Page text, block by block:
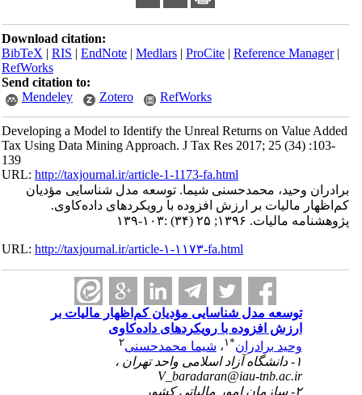
Download citation:
BibTeX|RIS|EndNote|Medlars|ProCite|Reference Manager
RefWorks
Send citation to:
Mendeley
Zotero RefWorks
Developing a Model to Identify the Unreal Returns on Value Added
Tax Using Data Mining Approach. J Tax Res 2017; 25 (34) :103-
139
URL:http://taxjournal.ir/article-1-1173-fa.html
برادران وحید، محمدحسنی شیما. توسعه مدل شناسایی مؤدیان
کم‌اظهار مالیات بر ارزش افزوده با رویکردهای داده‌کاوی.
پژوهشنامه مالیات. ۱۳۹۶; ۲۵ (۳۴) :۱۰۳-۱۳۹
URL:http://taxjournal.ir/article-۱-۱۱۷۳-fa.html
توسعه مدل شناسایی مؤدیان کم‌اظهار مالیات بر
ارزش افزوده با رویکردهای داده‌کاوی
وحید برادران
*۱،شیما محمدحسنی
V_baradaran@iau-tnb.ac.ir